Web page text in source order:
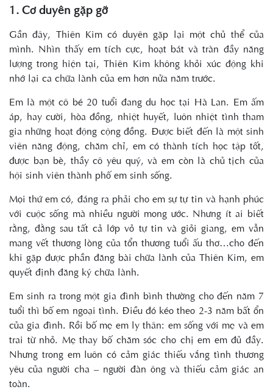
1. Cơ duyên gặp gỡ
Gần đây, Thiên Kim có duyên gặp lại một chủ thể của
mình. Nhìn thấy em tích cực, hoạt bát và tràn đầy năng
lượng trong hiện tại, Thiên Kim không khỏi xúc động khi
nhớ lại ca chữa lành của em hơn nửa năm trước.
Em là một cô bé 20 tuổi đang du học tại Hà Lan. Em ấm
áp, hay cười, hòa đồng, nhiệt huyết, luôn nhiệt tình tham
gia những hoạt động cộng đồng. Được biết đến là một sinh
viên năng động, chăm chỉ, em có thành tích học tập tốt,
được bạn bè, thầy cô yêu quý, và em còn là chủ tịch của
hội sinh viên thành phố em sinh sống.
Mọi thứ em có, đáng ra phải cho em sự tự tin và hạnh phúc
với cuộc sống mà nhiều người mong ước. Nhưng ít ai biết
rằng, đằng sau tất cả lớp vỏ tự tin và giỏi giang, em vẫn
mang vết thương lòng của tổn thương tuổi ấu thơ…cho đến
khi gặp được phần đăng bài chữa lành của Thiên Kim, em
quyết định đăng ký chữa lành.
Em sinh ra trong một gia đình bình thường cho đến năm 7
tuổi thì bố em ngoại tình. Điều đó kéo theo 2-3 năm bất ổn
của gia đình. Rồi bố mẹ em ly thân: em sống với mẹ và em
trai từ nhỏ. Mẹ thay bố chăm sóc cho chị em em đủ đầy.
Nhưng trong em luôn có cảm giác thiếu vắng tình thương
yêu của người cha – người đàn ông và thiếu cảm giác an
toàn.